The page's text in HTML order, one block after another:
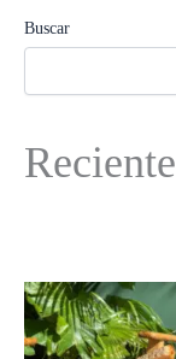
Buscar
Reciente